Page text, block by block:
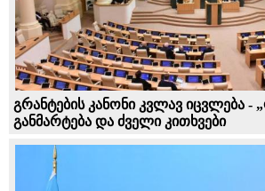
გრანტების კანონი კვლავ იცვლება -
განმარტება და ძველი კითხვები